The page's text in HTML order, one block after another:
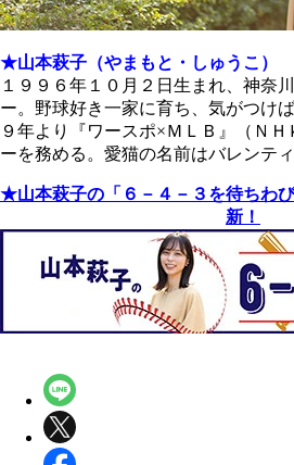
★山本萩子（やまもと・しゅうこ）
１９９６年１０月２日生まれ、神奈
ー。野球好き一家に育ち、気がつけ
９年より『ワースポ×ＭＬＢ』（Ｎ
ーを務める。愛猫の名前はバレンテ
★山本萩子の「６－４－３を待ちわ
新！